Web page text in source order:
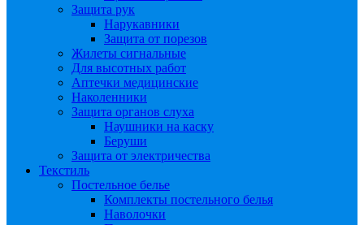
Защита рук
Нарукавники
Защита от порезов
Жилеты сигнальные
Для высотных работ
Аптечки медицинские
Наколенники
Защита органов слуха
Наушники на каску
Беруши
Защита от электричества
Текстиль
Постельное белье
Комплекты постельного белья
Наволочки